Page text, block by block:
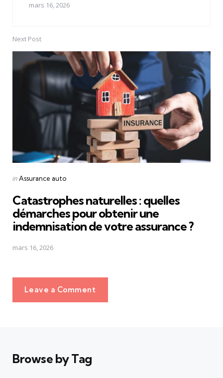
mars 16, 2026
Next Post
Posted
inAssurance auto
Catastrophes naturelles : quelles
démarches pour obtenir une
indemnisation de votre assurance ?
mars 16, 2026
Leave a Comment
Browse by Tag